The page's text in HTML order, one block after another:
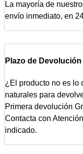
La mayoría de
envío inmediato, en
Plazo de Devolución
¿El producto no es lo
naturales para
Primera devolución
Contacta con
indicado.